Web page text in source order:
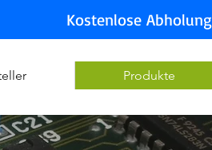
Kostenlose Abholung
Produkte